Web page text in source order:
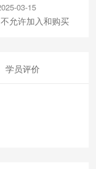
03-15
允许加入和购买
学员评价